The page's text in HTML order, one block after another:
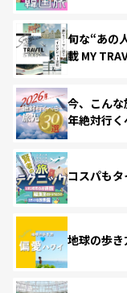
旬な“あの
載 MY
今、こん
年絶対行
コスパも
地球の歩